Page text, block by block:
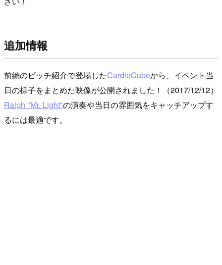
追加情報
前編のピッチ紹介で登場したCardioCubeから、イベント当
日の様子をまとめた映像が公開されました！（2017/12/12）
Ralph "Mr. Light"の演奏や当日の雰囲気をキャッチアップす
るには最適です。